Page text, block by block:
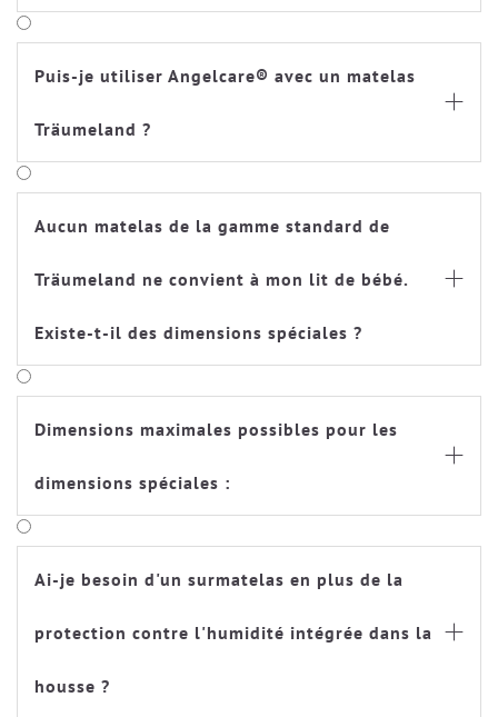
Puis-je utiliser Angelcare® avec un matelas
Träumeland ?

Aucun matelas de la gamme standard de
Träumeland ne convient à mon lit de bébé.
Existe-t-il des dimensions spéciales ?

Dimensions maximales possibles pour les
dimensions spéciales :

Ai-je besoin d'un surmatelas en plus de la
protection contre l'humidité intégrée dans la
housse ?
